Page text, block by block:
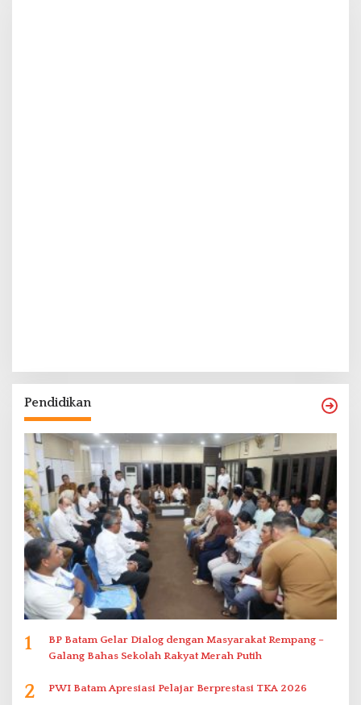
Pendidikan
1
BP Batam Gelar Dialog dengan Masyarakat Rempang –
Galang Bahas Sekolah Rakyat Merah Putih
2 PWI Batam Apresiasi Pelajar Berprestasi TKA 2026